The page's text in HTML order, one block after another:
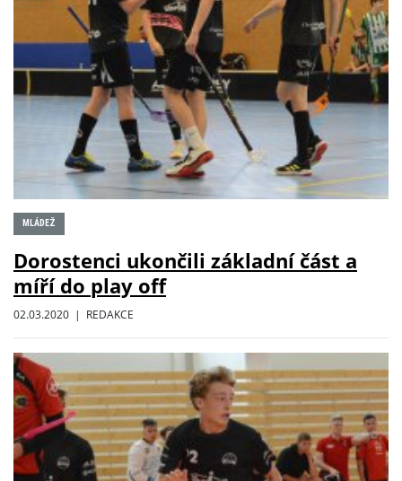
MLÁDEŽ
Dorostenci ukončili základní část a
míří do play off
02.03.2020 | REDAKCE